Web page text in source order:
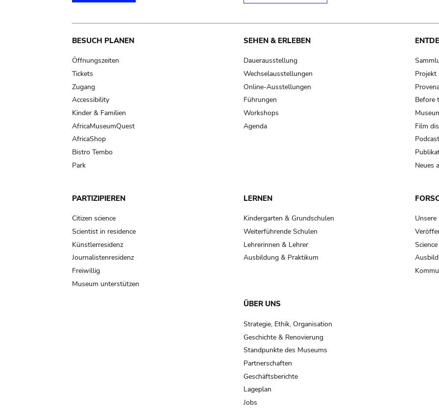
Main
navigation
BESUCH PLANEN
Öffnungszeiten
Tickets
Zugang
Accessibility
Kinder & Familien
AfricaMuseumQuest
AfricaShop
Bistro Tembo
Park
SEHEN & ERLEBEN
Dauerausstellung
Wechselausstellungen
Online-Ausstellungen
Führungen
Workshops
Agenda
Projekt
Before
Film
Neues
PARTIZIPIEREN
Citizen science
Scientist in residence
Künstlerresidenz
Journalistenresidenz
Freiwillig
Museum unterstützen
LERNEN
Kindergarten & Grundschulen
Weiterführende Schulen
Lehrerinnen & Lehrer
Ausbildung & Praktikum
ÜBER UNS
Strategie, Ethik, Organisation
Geschichte & Renovierung
Standpunkte des Museums
Partnerschaften
Geschäftsberichte
Lageplan
Jobs